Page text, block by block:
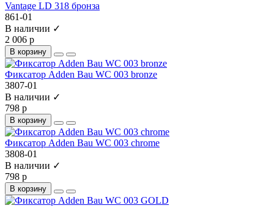
Vantage LD 318 бронза
861-01
В наличии ✓
2 006 р
В корзину
Фиксатор Adden Bau WC 003 bronze
3807-01
В наличии ✓
798 р
В корзину
Фиксатор Adden Bau WC 003 chrome
3808-01
В наличии ✓
798 р
В корзину